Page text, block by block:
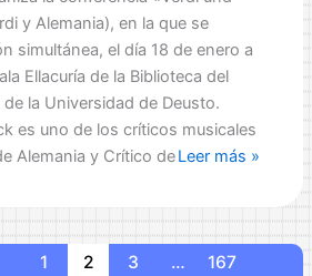
y Alemania), en la que se
simultánea, el día 18 de enero a
Ellacuría de la Biblioteca del
la Universidad de Deusto.
es uno de los críticos musicales
Alemania y Crítico de Opera
X
Verdi:
«Verdi
und
Leer más »
1 2 3 …
167